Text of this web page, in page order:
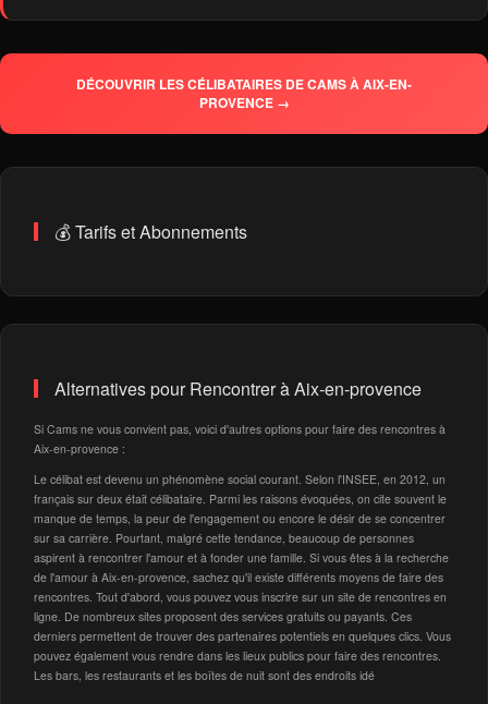
DÉCOUVRIR LES CÉLIBATAIRES DE CAMS À AIX-EN-
PROVENCE →
💰 Tarifs et Abonnements
Alternatives pour Rencontrer à Aix-en-provence
Si Cams ne vous convient pas, voici d'autres options pour faire des rencontres à
Aix-en-provence :
Le célibat est devenu un phénomène social courant. Selon l'INSEE, en 2012, un
français sur deux était célibataire. Parmi les raisons évoquées, on cite souvent le
manque de temps, la peur de l'engagement ou encore le désir de se concentrer
sur sa carrière. Pourtant, malgré cette tendance, beaucoup de personnes
aspirent à rencontrer l'amour et à fonder une famille. Si vous êtes à la recherche
de l'amour à Aix-en-provence, sachez qu'il existe différents moyens de faire des
rencontres. Tout d'abord, vous pouvez vous inscrire sur un site de rencontres en
ligne. De nombreux sites proposent des services gratuits ou payants. Ces
derniers permettent de trouver des partenaires potentiels en quelques clics. Vous
pouvez également vous rendre dans les lieux publics pour faire des rencontres.
Les bars, les restaurants et les boîtes de nuit sont des endroits idé